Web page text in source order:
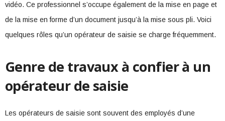
vidéo. Ce professionnel s’occupe également de la mise en page et
de la mise en forme d’un document jusqu’à la mise sous pli. Voici
quelques rôles qu’un opérateur de saisie se charge fréquemment.
Genre de travaux à confier à un
opérateur de saisie
Les opérateurs de saisie sont souvent des employés d’une